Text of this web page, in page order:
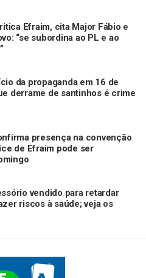
Efraim, cita Major Fábio e
“se subordina ao PL e ao
da propaganda em 16 de
derrame de santinhos é crime
presença na convenção
de Efraim pode ser
vendido para retardar
riscos à saúde; veja os